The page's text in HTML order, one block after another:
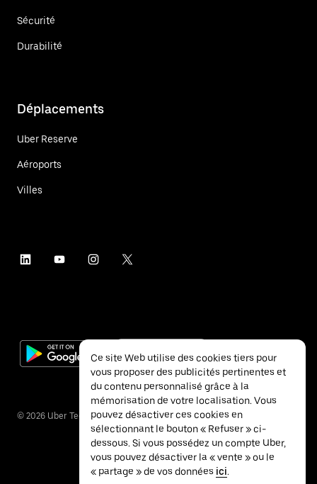
Sécurité
Durabilité
Déplacements
Uber Reserve
Aéroports
Villes
© 2026 Uber Technologies Inc.
Ce site Web utilise des cookies tiers pour
vous proposer des publicités pertinentes et
du contenu personnalisé grâce à la
mémorisation de votre localisation. Vous
pouvez désactiver ces cookies en
sélectionnant le bouton « Refuser » ci-
dessous. Si vous possédez un compte Uber,
vous pouvez désactiver la « vente » ou le
« partage » de vos données ici.